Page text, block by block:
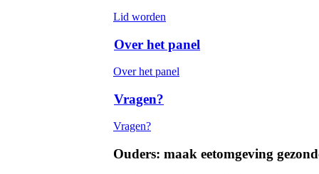
Lid worden
Over het panel
Over het panel
Vragen?
Vragen?
Ouders: maak eetomgeving